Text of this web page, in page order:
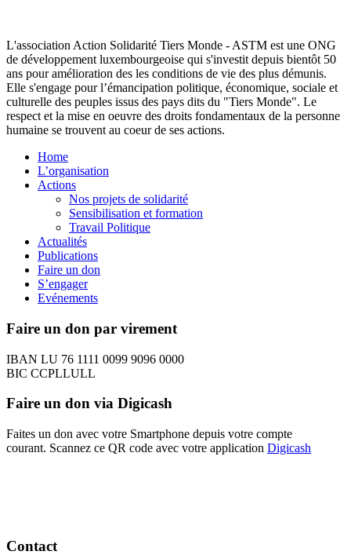
L'association Action Solidarité Tiers Monde - ASTM est une ONG
de développement luxembourgeoise qui s'investit depuis bientôt 50
ans pour amélioration des les conditions de vie des plus démunis.
Elle s'engage pour l’émancipation politique, économique, sociale et
culturelle des peuples issus des pays dits du "Tiers Monde". Le
respect et la mise en oeuvre des droits fondamentaux de la personne
humaine se trouvent au coeur de ses actions.
Home
L’organisation
Actions
Nos projets de solidarité
Sensibilisation et formation
Travail Politique
Actualités
Publications
Faire un don
S’engager
Evénements
Faire un don par virement
IBAN LU 76 1111 0099 9096 0000
BIC CCPLLULL
Faire un don via Digicash
Faites un don avec votre Smartphone depuis votre compte
courant. Scannez ce QR code avec votre application Digicash
Contact